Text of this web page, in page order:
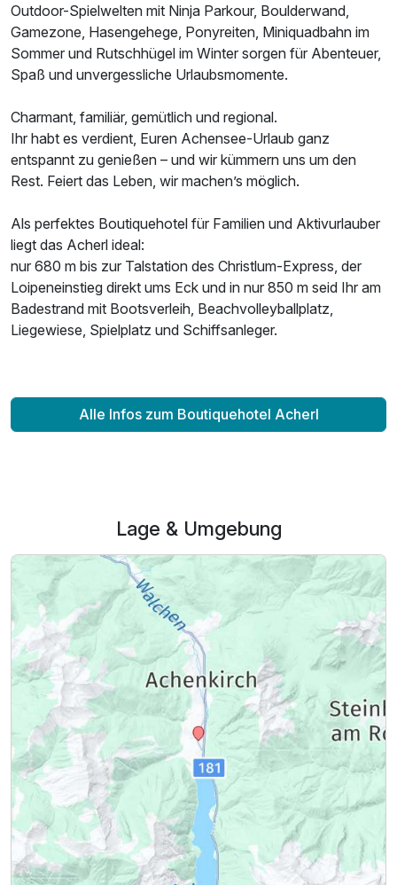
Ausstattung
Für 7 Tage p.P. ab
Doppelzimmer mit Balkon
Outdoor-Spielwelten mit Ninja Parkour, Boulderwand,
Gamezone, Hasengehege, Ponyreiten, Miniquadbahn im
Sommer und Rutschhügel im Winter sorgen für Abenteuer,
Spaß und unvergessliche Urlaubsmomente.
Charmant, familiär, gemütlich und regional.
Ihr habt es verdient, Euren Achensee-Urlaub ganz
entspannt zu genießen – und wir kümmern uns um den
Rest. Feiert das Leben, wir machen’s möglich.
Als perfektes Boutiquehotel für Familien und Aktivurlauber
liegt das Acherl ideal:
nur 680 m bis zur Talstation des Christlum-Express, der
Loipeneinstieg direkt ums Eck und in nur 850 m seid Ihr am
Badestrand mit Bootsverleih, Beachvolleyballplatz,
Liegewiese, Spielplatz und Schiffsanleger.
Alle Infos zum Boutiquehotel Acherl
Lage & Umgebung